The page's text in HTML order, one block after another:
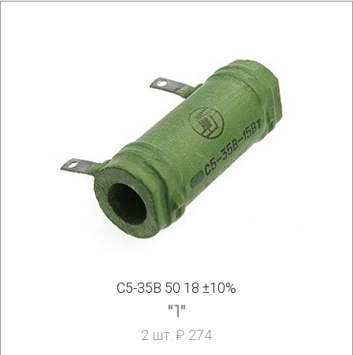
С5-35В 50 18 ±10%
"1"
2 шт. ₽ 274